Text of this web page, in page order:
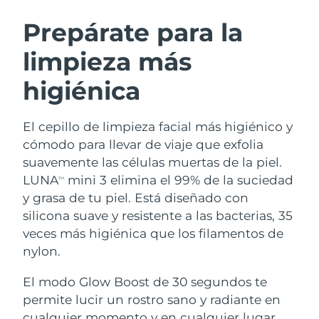
Prepárate para la
limpieza más
higiénica
El cepillo de limpieza facial más higiénico y
cómodo para llevar de viaje que exfolia
suavemente las células muertas de la piel.
LUNATM
mini 3 elimina el 99% de la suciedad
y grasa de tu piel. Está diseñado con
silicona suave y resistente a las bacterias, 35
veces más higiénica que los filamentos de
nylon.
El modo Glow Boost de 30 segundos te
permite lucir un rostro sano y radiante en
Limpieza facial
Anti-aging massage
LUNA™ 4 Plus
Massage, LED heating
Microcurrent toning
BEAR™ 2 go
Microcurrent toning on-the-go
Hidratación
UFO™ 3 pack
Deep facial hydration
Near-infrared and red light therapy
device
Cuidado bucal
issa™ 4
Hybrid silicone sonic toothbrush
Smart hybrid silicone sonic toothbrush
TRATAMIENTO ANTIEDAD FAQ™
Antiedad Tratamientos LED
Austria Entrega prevista
Baréin Entrega prevista
Bélgica
Bermudas Entrega prevista8/18/26
Bosnia y Herzegovina Entrega prevista 8/15/26
Bulgaria Entrega prevista8/12/26
Canadá
Chile Entrega prevista8/16/26